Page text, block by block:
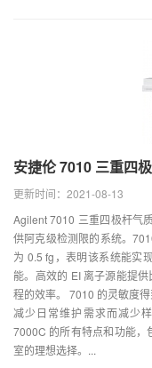
安捷伦 7010 三重四
更新时间：2021-08-13
Agilent 7010 三重四极杆气
供阿克级检测限的系统。
为 0.5 fg，表明该系统能实
能。高效的 EI 离子源能提
程的效率。 7010 的灵敏度
减少日常维护需求而减少
7000C 的所有特点和功能，
室的理想选择。...